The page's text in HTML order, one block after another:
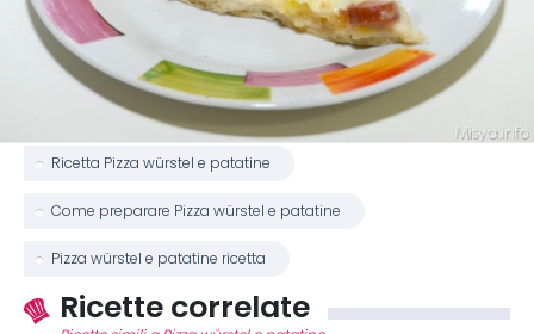
Ricetta Pizza würstel e patatine
Come preparare Pizza würstel e patatine
Pizza würstel e patatine ricetta
Ricette correlate